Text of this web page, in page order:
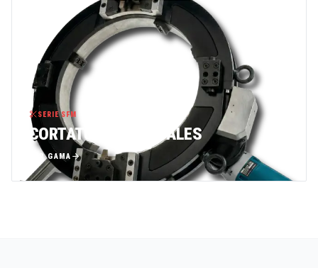
SERIE SFM
CORTATUBOS ORBITALES
VER GAMA